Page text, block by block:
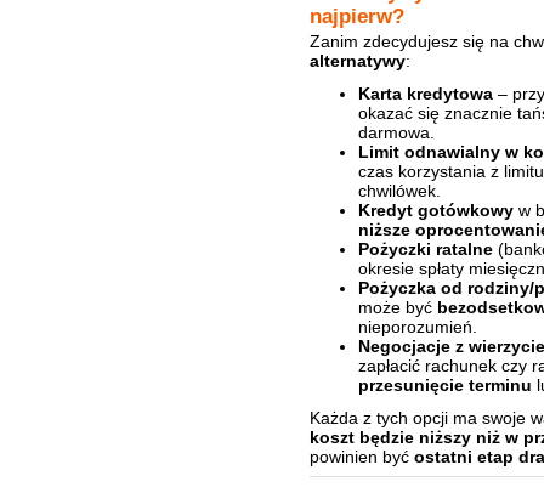
najpierw?
Zanim zdecydujesz się na
alternatywy:
Karta kredytowa –
okazać się znacznie
darmowa.
Limit odnawialny w
czas korzystania z
chwilówek.
Kredyt gotówkowy w
niższe
Pożyczki ratalne
okresie spłaty
Pożyczka od rodziny/
może być
nieporozumień.
Negocjacje z
zapłacić rachunek czy
przesunięcie terminu
Każda z tych opcji ma swoje
koszt będzie niższy niż w
powinien być ostatni etap